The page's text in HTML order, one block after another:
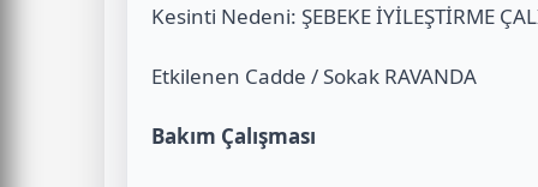
Kesinti Nedeni: ŞEBEKE İYİLEŞTİRME
Etkilenen Cadde / Sokak RAVANDA
Bakım Çalışması